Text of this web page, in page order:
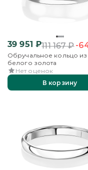
39 951 ₽111 167₽-
Обручальное кольцо из
белого золота
Нет оценок
В корзину